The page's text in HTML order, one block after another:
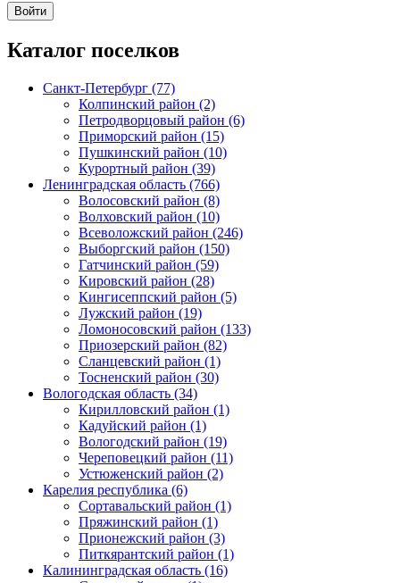
Каталог поселков
Санкт-Петербург (77)
Колпинский район (2)
Петродворцовый район (6)
Приморский район (15)
Пушкинский район (10)
Курортный район (39)
Ленинградская область (766)
Волосовский район (8)
Волховский район (10)
Всеволожский район (246)
Выборгский район (150)
Гатчинский район (59)
Кировский район (28)
Кингисеппский район (5)
Лужский район (19)
Ломоносовский район (133)
Приозерский район (82)
Сланцевский район (1)
Тосненский район (30)
Вологодская область (34)
Кирилловский район (1)
Кадуйский район (1)
Вологодский район (19)
Череповецкий район (11)
Устюженский район (2)
Карелия республика (6)
Сортавальский район (1)
Пряжинский район (1)
Прионежский район (3)
Питкярантский район (1)
Калининградская область (16)